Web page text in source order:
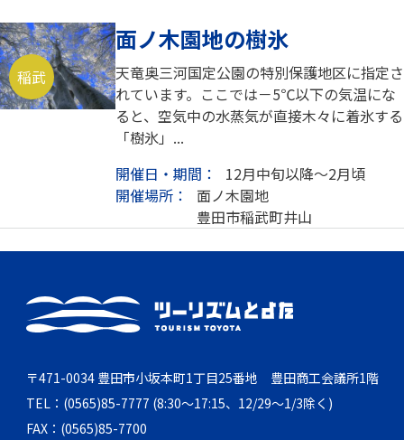
稲武
面ノ木園地の樹氷
天竜奥三河国定公園の特別保護地区に指定さ
れています。ここでは－5℃以下の気温にな
ると、空気中の水蒸気が直接木々に着氷する
「樹氷」...
開催日・期間：
12月中旬以降～2月頃
開催場所：
面ノ木園地
豊田市稲武町井山
〒471-0034 豊田市小坂本町1丁目25番地 豊田商工会議所1階
TEL：(0565)85-7777 (8:30～17:15、12/29～1/3除く)
FAX：(0565)85-7700